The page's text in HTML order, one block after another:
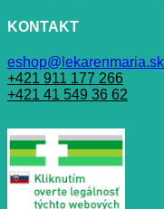
KONTAKT
eshop@lekarenmaria.sk
+421 911 177 266
+421 41 549 36 62